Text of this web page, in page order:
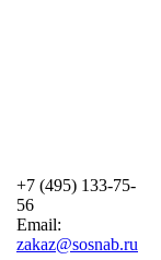
+7 (495) 133-75-
56
Email:
zakaz@sosnab.ru